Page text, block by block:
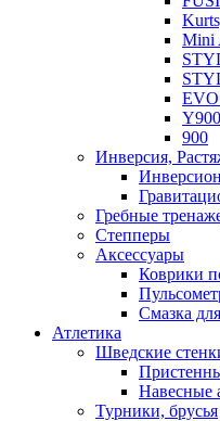
Mini
Y900
900
Инверсия,
Гребные
Степперы
Аксессуары
Коврики
Смазка
Атлетика
Шведские
Навесные
Турники, брусья